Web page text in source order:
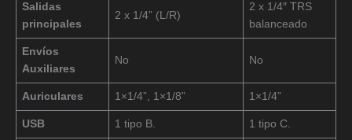
Salidas
principales
2 x 1/4” (L/R)
2 x 1/4″ TRS
balanceado
Envíos
Auxiliares
No No
Auriculares 1×1/4”, 1×1/8” 1×1/4”
USB 1 tipo B. 1 tipo C.